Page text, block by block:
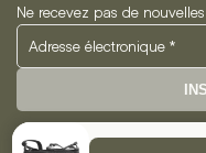
Ne recevez pas de